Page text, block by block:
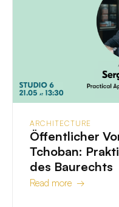
ARCHITECTURE
Öffentlicher
Tchoban:
des Baurechts
Read more →